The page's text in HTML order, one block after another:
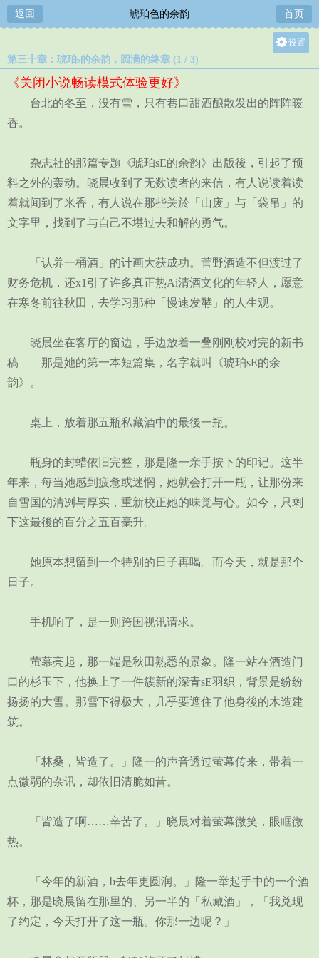
返回 琥珀色的余韵 首页
设置
中
第三十章：琥珀s的余韵，圆满的终章 (1 / 3)
《关闭小说畅读模式体验更好》
台北的冬至，没有雪，只有巷口甜酒酿散发出的阵阵暖
香。
杂志社的那篇专题《琥珀sE的余韵》出版後，引起了预
料之外的轰动。晓晨收到了无数读者的来信，有人说读着读
着就闻到了米香，有人说在那些关於「山废」与「袋吊」的
文字里，找到了与自己不堪过去和解的勇气。
「认养一桶酒」的计画大获成功。菅野酒造不但渡过了
财务危机，还x1引了许多真正热Ai清酒文化的年轻人，愿意
在寒冬前往秋田，去学习那种「慢速发酵」的人生观。
晓晨坐在客厅的窗边，手边放着一叠刚刚校对完的新书
稿——那是她的第一本短篇集，名字就叫《琥珀sE的余
韵》。
桌上，放着那五瓶私藏酒中的最後一瓶。
瓶身的封蜡依旧完整，那是隆一亲手按下的印记。这半
年来，每当她感到疲惫或迷惘，她就会打开一瓶，让那份来
自雪国的清冽与厚实，重新校正她的味觉与心。如今，只剩
下这最後的百分之五百毫升。
她原本想留到一个特别的日子再喝。而今天，就是那个
日子。
手机响了，是一则跨国视讯请求。
萤幕亮起，那一端是秋田熟悉的景象。隆一站在酒造门
口的杉玉下，他换上了一件簇新的深青sE羽织，背景是纷纷
扬扬的大雪。那雪下得极大，几乎要遮住了他身後的木造建
筑。
「林桑，皆造了。」隆一的声音透过萤幕传来，带着一
点微弱的杂讯，却依旧清脆如昔。
「皆造了啊……辛苦了。」晓晨对着萤幕微笑，眼眶微
热。
「今年的新酒，b去年更圆润。」隆一举起手中的一个酒
杯，那是晓晨留在那里的、另一半的「私藏酒」，「我兑现
了约定，今天打开了这一瓶。你那一边呢？」